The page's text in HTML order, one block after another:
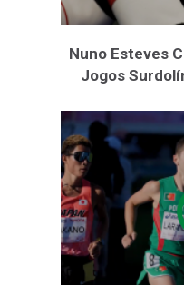
Nuno Esteves
Jogos